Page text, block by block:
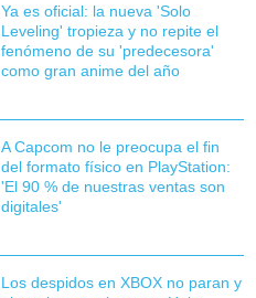
Ya es oficial: la nueva 'Solo
Leveling' tropieza y no repite el
fenómeno de su 'predecesora'
como gran anime del año
A Capcom no le preocupa el fin
del formato físico en PlayStation:
'El 90 % de nuestras ventas son
digitales'
Los despidos en XBOX no paran y